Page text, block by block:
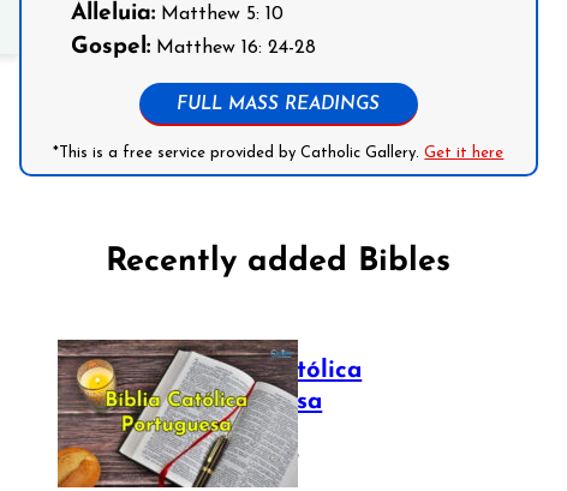
Alleluia:Matthew 5: 10
Gospel:Matthew 16: 24-28
FULL MASS READINGS
*This is a free service provided by Catholic Gallery.Get it here
Recently added Bibles
Bíblia Católica
Portuguesa
July 16, 2025